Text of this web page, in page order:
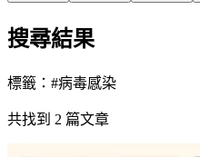
搜尋結果
標籤：#病毒感染
共找到 2 篇文章